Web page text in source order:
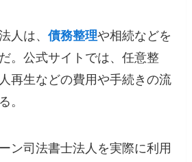
人は、債務整理や相続などを
。公式サイトでは、任意整
再生などの費用や手続きの流
。
ン司法書士法人を実際に利用